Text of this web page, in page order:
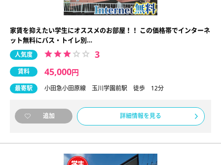
家賃を抑えたい学生にオススメのお部屋！！ この価格帯でインターネ
ット無料にバス・トイレ別…
人気度 3
賃料 45,000円
最寄駅 小田急小田原線 玉川学園前駅 徒歩 12分
追加 詳細情報を見る